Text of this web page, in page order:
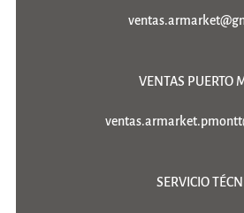
VENTAS PUERTO
SERVICIO